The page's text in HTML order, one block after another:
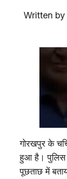
एजुकेशन
Written by
गोरखपुर के
हुआ है। पुलिस
पूछताछ में